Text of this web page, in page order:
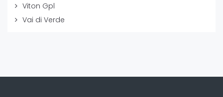
Viton Gpl
Vai di Verde